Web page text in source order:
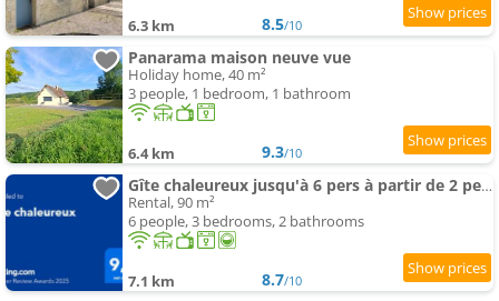
6.3 km 8.5/10
Panarama maison neuve vue
Holiday home, 40 m²
3 people, 1 bedroom, 1 bathroom
6.4 km 9.3/10
Gîte chaleureux jusqu'à 6 pers à partir de 2 pers et 3 nuits min
Rental, 90 m²
6 people, 3 bedrooms, 2 bathrooms
7.1 km 8.7/10